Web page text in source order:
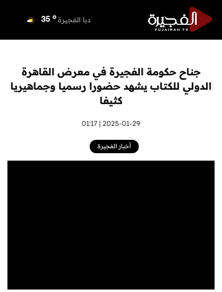
دبا الفجيرة 35 o
أم القيوين o
راس الخيمة 34 o
جناح حكومة الفجيرة في معرض القاهرة
الدولي للكتاب يشهد حضورا رسميا وجماهيريا
كثيفا
2025-01-29 | 01:17
أخبار الفجيرة